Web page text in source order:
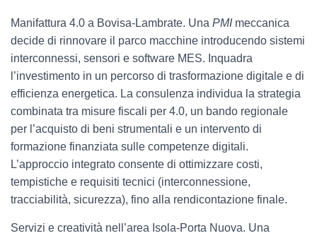
Manifattura 4.0 a Bovisa-Lambrate. Una PMImeccanica
decide di rinnovare il parco macchine introducendo sistemi
interconnessi, sensori e software MES. Inquadra
l’investimento in un percorso di trasformazione digitale e di
efficienza energetica. La consulenza individua la strategia
combinata tra misure fiscali per 4.0, un bando regionale
per l’acquisto di beni strumentali e un intervento di
formazione finanziata sulle competenze digitali.
L’approccio integrato consente di ottimizzare costi,
tempistiche e requisiti tecnici (interconnessione,
tracciabilità, sicurezza), fino alla rendicontazione finale.
Servizi e creatività nell’area Isola-Porta Nuova. Una